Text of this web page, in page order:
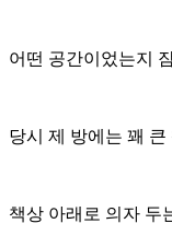
어떤 공간이었는지
당시 제 방에는 꽤
책상 아래로 의자 두